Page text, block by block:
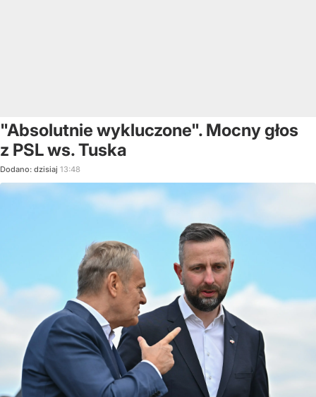
"Absolutnie wykluczone". Mocny głos
z PSL ws. Tuska
Dodano: dzisiaj 13:48